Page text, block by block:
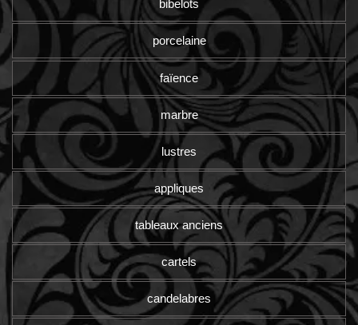
bibelots
porcelaine
faïence
marbre
lustres
appliques
tableaux anciens
cartels
candelabres